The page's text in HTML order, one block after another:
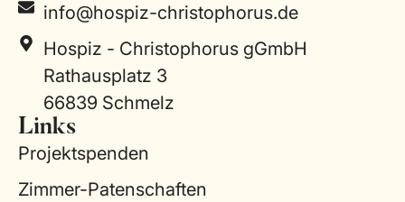
info@hospiz-christophorus.de
Hospiz - Christophorus gGmbH
Rathausplatz 3
66839 Schmelz
Links
Projektspenden
Zimmer-Patenschaften